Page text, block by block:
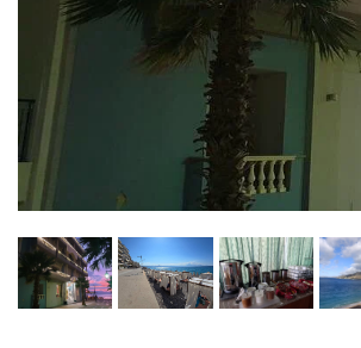
Gerakini
Psakoudia
Metamorfozis
Nikiti
Neos Marmaras
Toroni
Sarti
Salonikiou
Ohrid
Istra –